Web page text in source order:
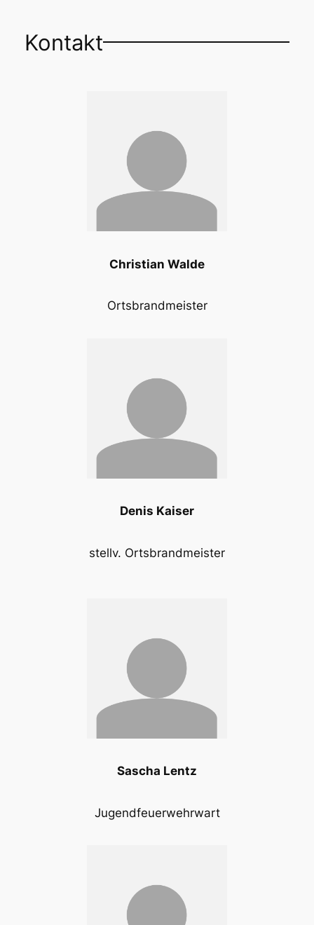
Kontakt
Christian Walde
Ortsbrandmeister
Denis Kaiser
stellv. Ortsbrandmeister
Sascha Lentz
Jugendfeuerwehrwart